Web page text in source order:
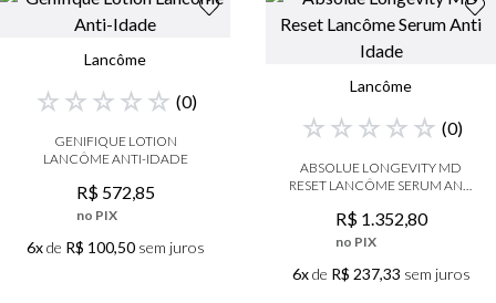
Lancôme
☆ ☆ ☆ ☆ ☆ (0)
GENIFIQUE LOTION
LANCÔME ANTI-IDADE
R$ 572,85
no PIX
6xde R$ 100,50sem juros
Lancôme
☆ ☆ ☆ ☆ ☆ (0)
ABSOLUE LONGEVITY MD
RESET LANCÔME SERUM ANTI
R$ 1.352,80
no PIX
6xde R$ 237,33 sem juros